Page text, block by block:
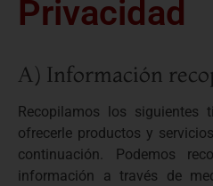
Privacidad
A) Información
Recopilamos los siguientes
ofrecerle productos y
continuación. Podemos
información a través de